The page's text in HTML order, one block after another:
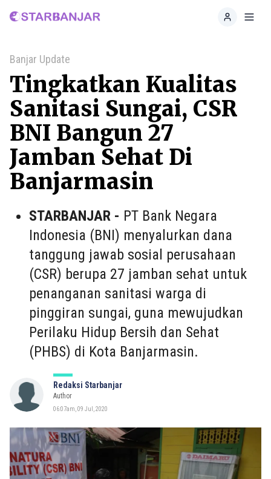
Home
Banjar Update
Tingkatkan Kualitas
Sanitasi Sungai, CSR
BNI Bangun 27
Jamban Sehat Di
Banjarmasin
STARBANJAR - PT Bank Negara
Indonesia (BNI) menyalurkan dana
tanggung jawab sosial perusahaan
(CSR) berupa 27 jamban sehat untuk
penanganan sanitasi warga di
pinggiran sungai, guna mewujudkan
Perilaku Hidup Bersih dan Sehat
(PHBS) di Kota Banjarmasin.
Redaksi Starbanjar
Author
06:07am, 09 Jul, 2020